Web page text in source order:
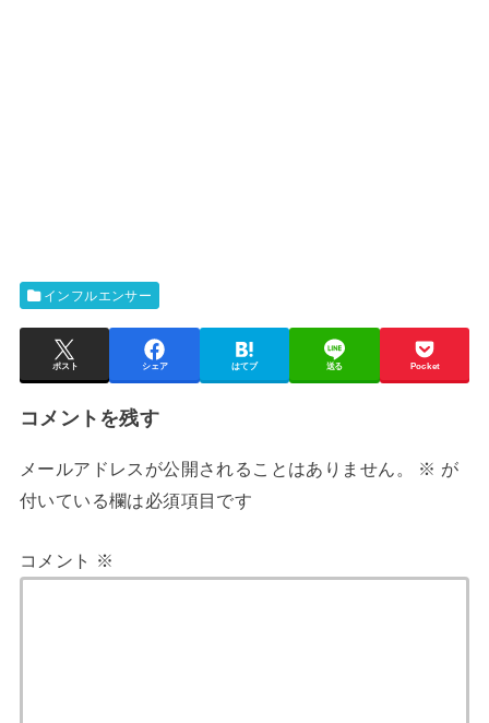
インフルエンサー
ポスト シェア はてブ 送る Pocket
コメントを残す
メールアドレスが公開されることはありません。 ※ が
付いている欄は必須項目です
コメント ※